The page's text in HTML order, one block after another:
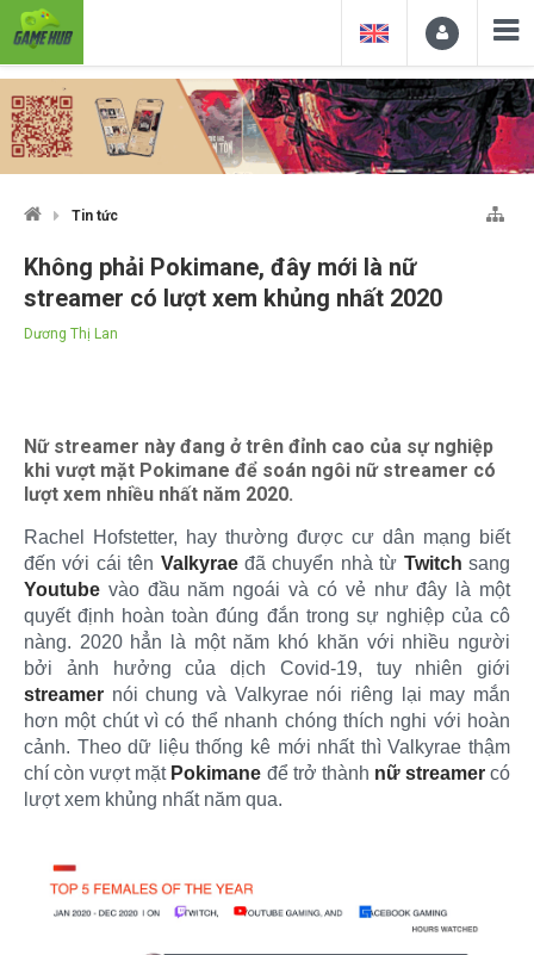
Tin tức
Không phải Pokimane, đây mới là nữ
streamer có lượt xem khủng nhất 2020
Dương Thị Lan
Nữ streamer này đang ở trên đỉnh cao của sự nghiệp
khi vượt mặt Pokimane để soán ngôi nữ streamer có
lượt xem nhiều nhất năm 2020.
Rachel Hofstetter, hay thường được cư dân mạng biết
đến với cái tên Valkyraeđã chuyển nhà từ Twitch sang
Youtube vào đầu năm ngoái và có vẻ như đây là một
quyết định hoàn toàn đúng đắn trong sự nghiệp của cô
nàng. 2020 hẳn là một năm khó khăn với nhiều người
bởi ảnh hưởng của dịch Covid-19, tuy nhiên giới
streamer nói chung và Valkyrae nói riêng lại may mắn
hơn một chút vì có thể nhanh chóng thích nghi với hoàn
cảnh. Theo dữ liệu thống kê mới nhất thì Valkyrae thậm
chí còn vượt mặt Pokimane để trở thành nữ streamercó
lượt xem khủng nhất năm qua.